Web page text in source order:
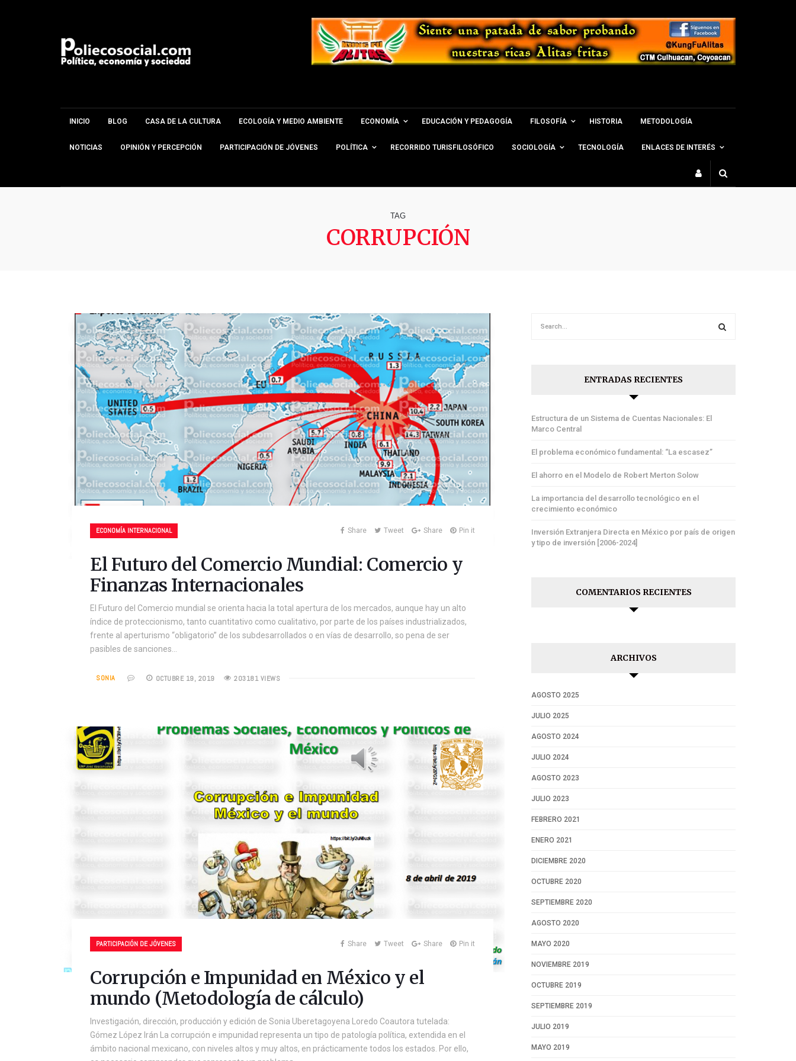
INICIO BLOG CASA DE LA CULTURA ECOLOGÍA Y MEDIO AMBIENTE ECONOMÍA EDUCACIÓN Y PEDAGOGÍA FILOSOFÍA HISTORIA METODOLOGÍA
NOTICIAS OPINIÓN Y PERCEPCIÓN PARTICIPACIÓN DE JÓVENES POLÍTICA RECORRIDO TURISFILOSÓFICO SOCIOLOGÍA TECNOLOGÍA ENLACES DE INTERÉS
TAG
CORRUPCIÓN
ECONOMÍA INTERNACIONAL Share Tweet Share Pin it
El Futuro del Comercio Mundial: Comercio y
Finanzas Internacionales
El Futuro del Comercio mundial se orienta hacia la total apertura de los mercados, aunque hay un alto
índice de proteccionismo, tanto cuantitativo como cualitativo, por parte de los países industrializados,
frente al aperturismo “obligatorio” de los subdesarrollados o en vías de desarrollo, so pena de ser
pasibles de sanciones…
SONIA OCTUBRE 19, 2019 203181 VIEWS
PARTICIPACIÓN DE JÓVENES Share Tweet Share Pin it
Corrupción e Impunidad en México y el
mundo (Metodología de cálculo)
Investigación, dirección, producción y edición de Sonia Uberetagoyena Loredo Coautora tutelada:
Gómez López Irán La corrupción e impunidad representa un tipo de patología política, extendida en el
ámbito nacional mexicano, con niveles altos y muy altos, en prácticamente todos los estados. Por ello,
ENTRADAS RECIENTES
Estructura de un Sistema de Cuentas Nacionales: El
Marco Central
El problema económico fundamental: “La escasez”
El ahorro en el Modelo de Robert Merton Solow
La importancia del desarrollo tecnológico en el
crecimiento económico
Inversión Extranjera Directa en México por país de origen
y tipo de inversión [2006-2024]
COMENTARIOS RECIENTES
ARCHIVOS
AGOSTO 2025
JULIO 2025
AGOSTO 2024
JULIO 2024
AGOSTO 2023
JULIO 2023
FEBRERO 2021
ENERO 2021
DICIEMBRE 2020
OCTUBRE 2020
SEPTIEMBRE 2020
AGOSTO 2020
MAYO 2020
NOVIEMBRE 2019
OCTUBRE 2019
SEPTIEMBRE 2019
JULIO 2019
MAYO 2019